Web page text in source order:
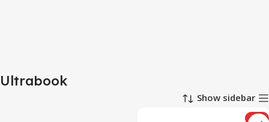
Ultrabook
Show sidebar
ویژه